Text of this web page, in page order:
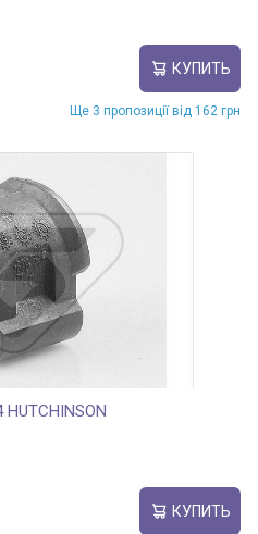
КУПИТЬ
Ще 3 пропозиції від 162 грн
КУПИТЬ